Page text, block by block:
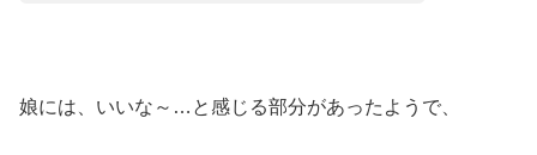
娘には、いいな～…と感じる部分があったようで、